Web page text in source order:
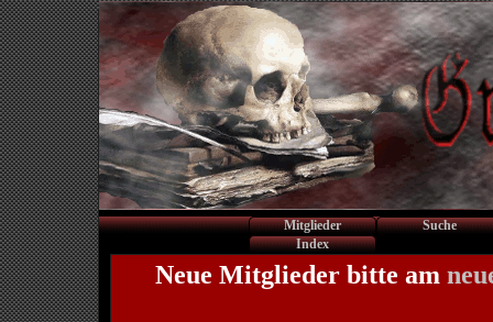
Mitglieder
Suche
Index
Neue Mitglieder bitte am